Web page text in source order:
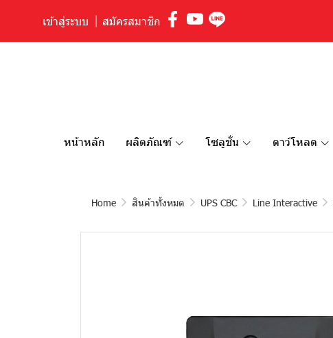
เข้าสู่ระบบ สมัครสมาชิก
หน้าหลัก ผลิตภัณฑ์ โซลูชั่น ดาว์โหลด
Home สินค้าทั้งหมด UPS CBC Line Interactive